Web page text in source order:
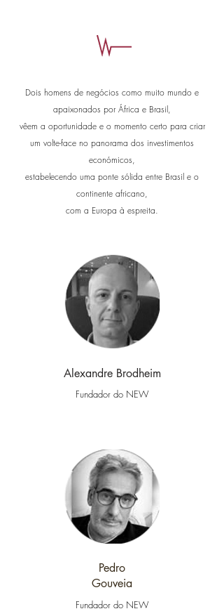
Dois homens de negócios como muito mundo e
apaixonados por África e Brasil,
vêem a oportunidade e o momento certo para criar
um volte-face no panorama dos investimentos
económicos,
estabelecendo uma ponte sólida entre Brasil e o
continente africano,
com a Europa à espreita.
Alexandre Brodheim
Fundador do NEW
Pedro
Gouveia
Fundador do NEW